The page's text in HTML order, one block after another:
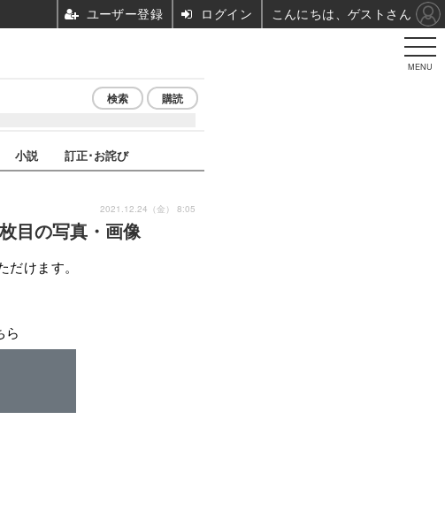
MENU
検索 購読
小説 訂正･お詫び
目の写真・画像
2021.12.24（金） 8:05
けます。
ら
ユーザー登録 ログイン こんにちは、ゲストさん